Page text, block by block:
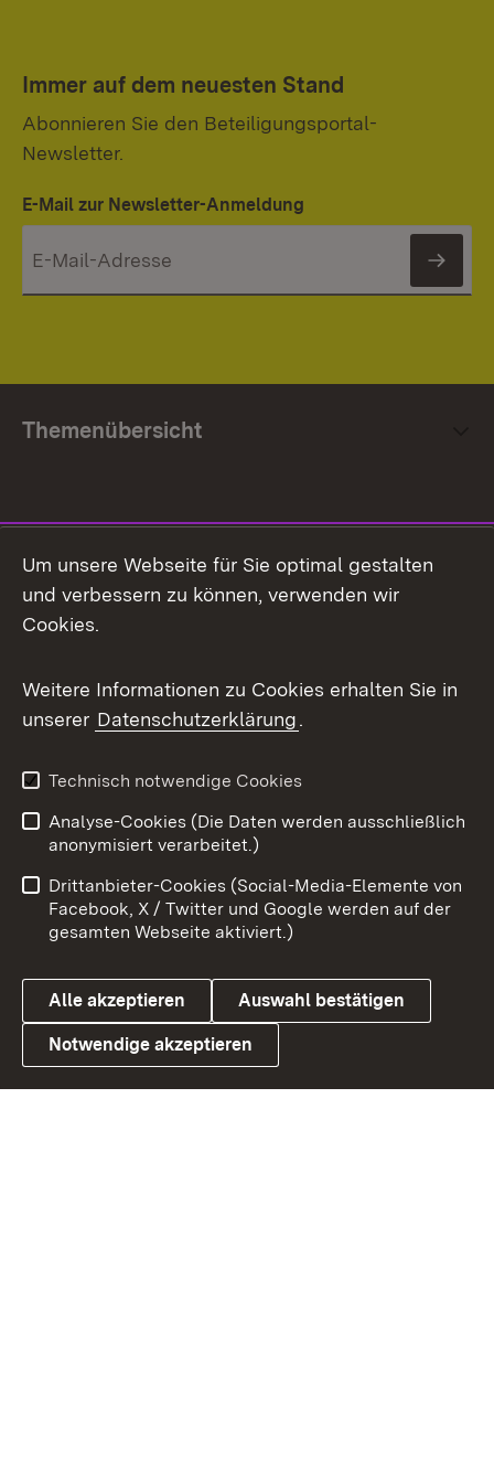
Immer auf dem neuesten Stand
Abonnieren Sie den Beteiligungsportal-
Newsletter.
E-Mail zur Newsletter-Anmeldung
Themenübersicht
Facebook
X / Twitter
Youtube
Link zum Landesportal
Impressum
Kontakt
Barrierefreiheit
Datenschutz
Cookies
Um unsere Webseite für Sie optimal gestalten
und verbessern zu können, verwenden wir
Cookies.
Weitere Informationen zu Cookies erhalten Sie in
unserer Datenschutzerklärung.
Technisch notwendige Cookies
Analyse-Cookies (Die Daten werden ausschließlich
anonymisiert verarbeitet.)
Drittanbieter-Cookies (Social-Media-Elemente von
Facebook, X / Twitter und Google werden auf der
gesamten Webseite aktiviert.)
Alle akzeptieren Auswahl bestätigen
Notwendige akzeptieren